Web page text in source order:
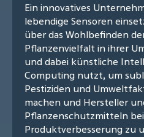
Ein innovatives
lebendige Sensoren
über das Wohlbefinden
Pflanzenvielfalt in ihrer
und dabei künstliche
Computing nutzt, um
Pestiziden und
machen und Hersteller
Pflanzenschutzmitteln
Produktverbesserung zu